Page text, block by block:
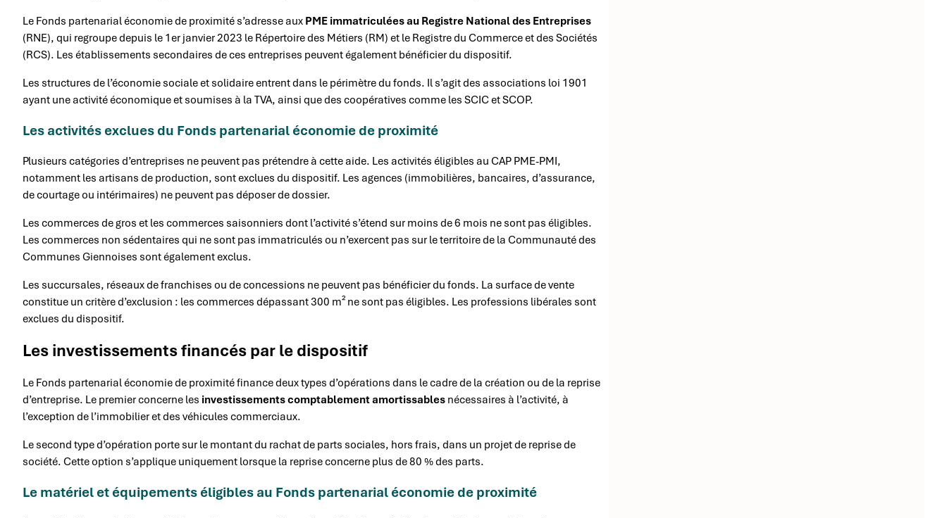
Le Fonds partenarial économie de proximité s’adresse aux PME immatriculées au Registre National des Entreprises
(RNE), qui regroupe depuis le 1er janvier 2023 le Répertoire des Métiers (RM) et le Registre du Commerce et des Sociétés
(RCS). Les établissements secondaires de ces entreprises peuvent également bénéficier du dispositif.
Les structures de l’économie sociale et solidaire entrent dans le périmètre du fonds. Il s’agit des associations loi 1901
ayant une activité économique et soumises à la TVA, ainsi que des coopératives comme les SCIC et SCOP.
Les activités exclues du Fonds partenarial économie de proximité
Plusieurs catégories d’entreprises ne peuvent pas prétendre à cette aide. Les activités éligibles au CAP PME-PMI,
notamment les artisans de production, sont exclues du dispositif. Les agences (immobilières, bancaires, d’assurance,
de courtage ou intérimaires) ne peuvent pas déposer de dossier.
Les commerces de gros et les commerces saisonniers dont l’activité s’étend sur moins de 6 mois ne sont pas éligibles.
Les commerces non sédentaires qui ne sont pas immatriculés ou n’exercent pas sur le territoire de la Communauté des
Communes Giennoises sont également exclus.
Les succursales, réseaux de franchises ou de concessions ne peuvent pas bénéficier du fonds. La surface de vente
constitue un critère d’exclusion : les commerces dépassant 300 m² ne sont pas éligibles. Les professions libérales sont
exclues du dispositif.
Les investissements financés par le dispositif
Le Fonds partenarial économie de proximité finance deux types d’opérations dans le cadre de la création ou de la reprise
d’entreprise. Le premier concerne les investissements comptablement amortissables nécessaires à l’activité, à
l’exception de l’immobilier et des véhicules commerciaux.
Le second type d’opération porte sur le montant du rachat de parts sociales, hors frais, dans un projet de reprise de
société. Cette option s’applique uniquement lorsque la reprise concerne plus de 80 % des parts.
Le matériel et équipements éligibles au Fonds partenarial économie de proximité